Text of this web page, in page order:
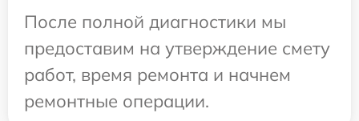
После полной диагностики мы
предоставим на утверждение смету
работ, время ремонта и начнем
ремонтные операции.